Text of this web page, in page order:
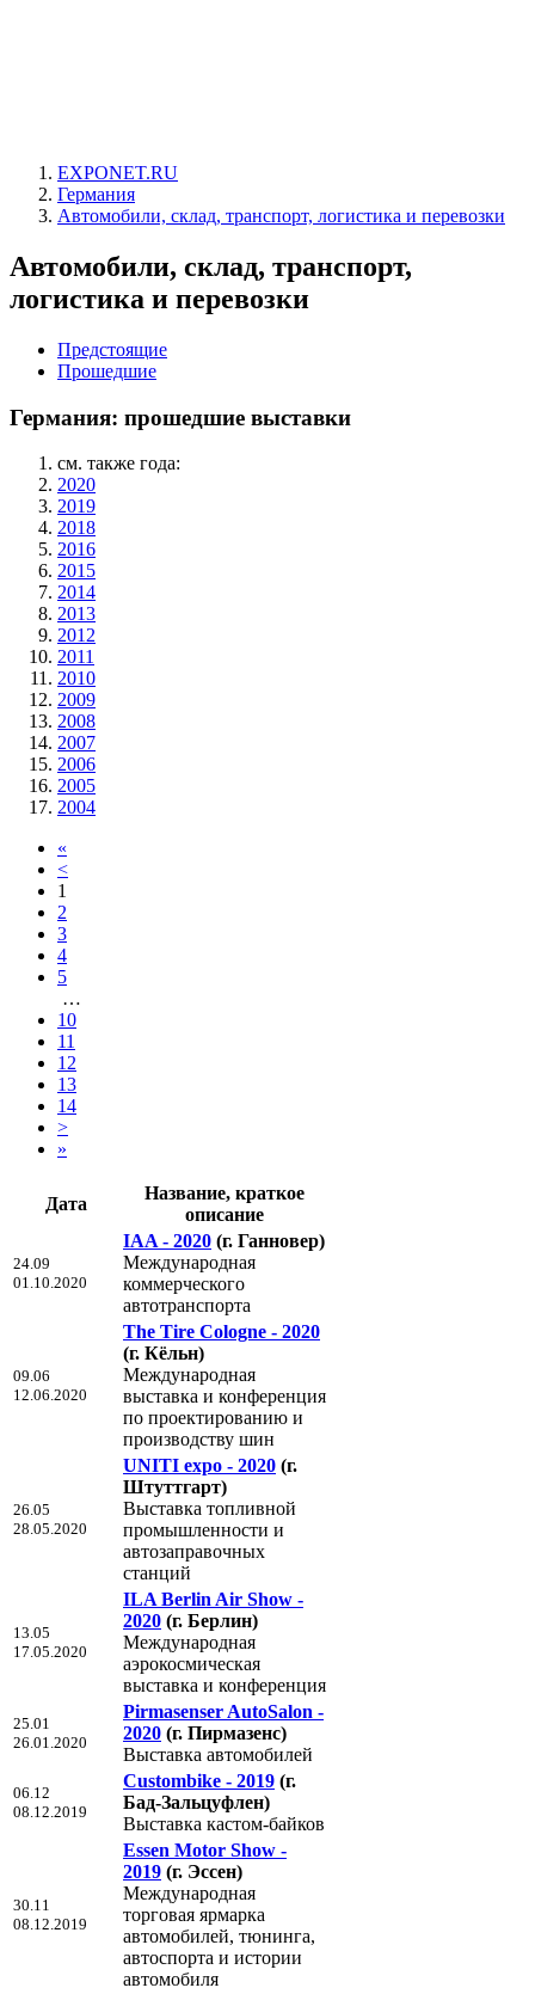
EXPONET.RU
Германия
Автомобили, склад, транспорт, логистика и перевозки
Автомобили, склад, транспорт,
логистика и перевозки
Предстоящие
Прошедшие
Германия: прошедшие выставки
см. также года:
2020
2019
2018
2016
2015
2014
2013
2012
2011
2010
2009
2008
2007
2006
2005
2004
«
<
1
2
3
4
5
…
10
11
12
13
14
>
»
Дата
Название, краткое
описание
24.09
01.10.2020
IAA - 2020 (г. Ганновер)
Международная
коммерческого
автотранспорта
09.06
12.06.2020
The Tire Cologne - 2020
(г. Кёльн)
Международная
выставка и конференция
по проектированию и
производству шин
26.05
28.05.2020
UNITI expo - 2020 (г.
Штуттгарт)
Выставка топливной
промышленности и
автозаправочных
станций
13.05
17.05.2020
ILA Berlin Air Show -
2020 (г. Берлин)
Международная
аэрокосмическая
выставка и конференция
25.01
26.01.2020
Pirmasenser AutoSalon -
2020 (г. Пирмазенс)
Выставка автомобилей
06.12
08.12.2019
Custombike - 2019 (г.
Бад-Зальцуфлен)
Выставка кастом-байков
30.11
08.12.2019
Essen Motor Show -
2019 (г. Эссен)
Международная
торговая ярмарка
автомобилей, тюнинга,
автоспорта и истории
автомобиля